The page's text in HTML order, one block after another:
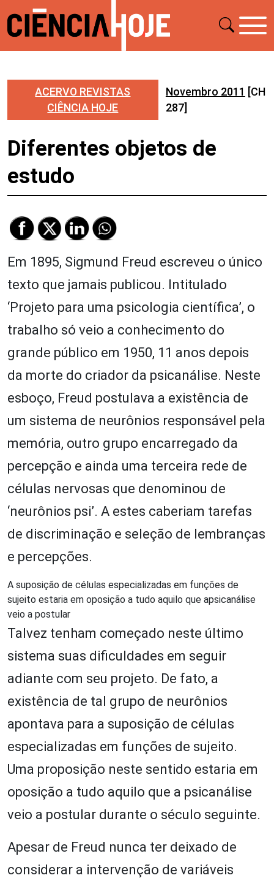
ACERVO REVISTAS
CIÊNCIA HOJE
Novembro 2011 [CH
287]
Diferentes objetos de
estudo
Em 1895, Sigmund Freud escreveu o único
texto que jamais publicou. Intitulado
‘Projeto para uma psicologia científica’, o
trabalho só veio a conhecimento do
grande público em 1950, 11 anos depois
da morte do criador da psicanálise. Neste
esboço, Freud postulava a existência de
um sistema de neurônios responsável pela
memória, outro grupo encarregado da
percepção e ainda uma terceira rede de
células nervosas que denominou de
‘neurônios psi’. A estes caberiam tarefas
de discriminação e seleção de lembranças
e percepções.
A suposição de células especializadas em funções de
sujeito estaria em oposição a tudo aquilo que apsicanálise
veio a postular
Talvez tenham começado neste último
sistema suas dificuldades em seguir
adiante com seu projeto. De fato, a
existência de tal grupo de neurônios
apontava para a suposição de células
especializadas em funções de sujeito.
Uma proposição neste sentido estaria em
oposição a tudo aquilo que a psicanálise
veio a postular durante o século seguinte.
Apesar de Freud nunca ter deixado de
considerar a intervenção de variáveis